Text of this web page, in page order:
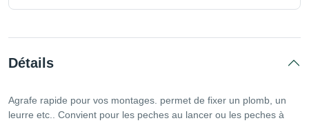
Détails
Agrafe rapide pour vos montages. permet de fixer un plomb, un
leurre etc.. Convient pour les peches au lancer ou les peches à